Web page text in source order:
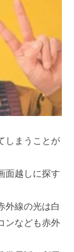
しまうことが
面越しに探す
外線の光は白
ンなども赤外